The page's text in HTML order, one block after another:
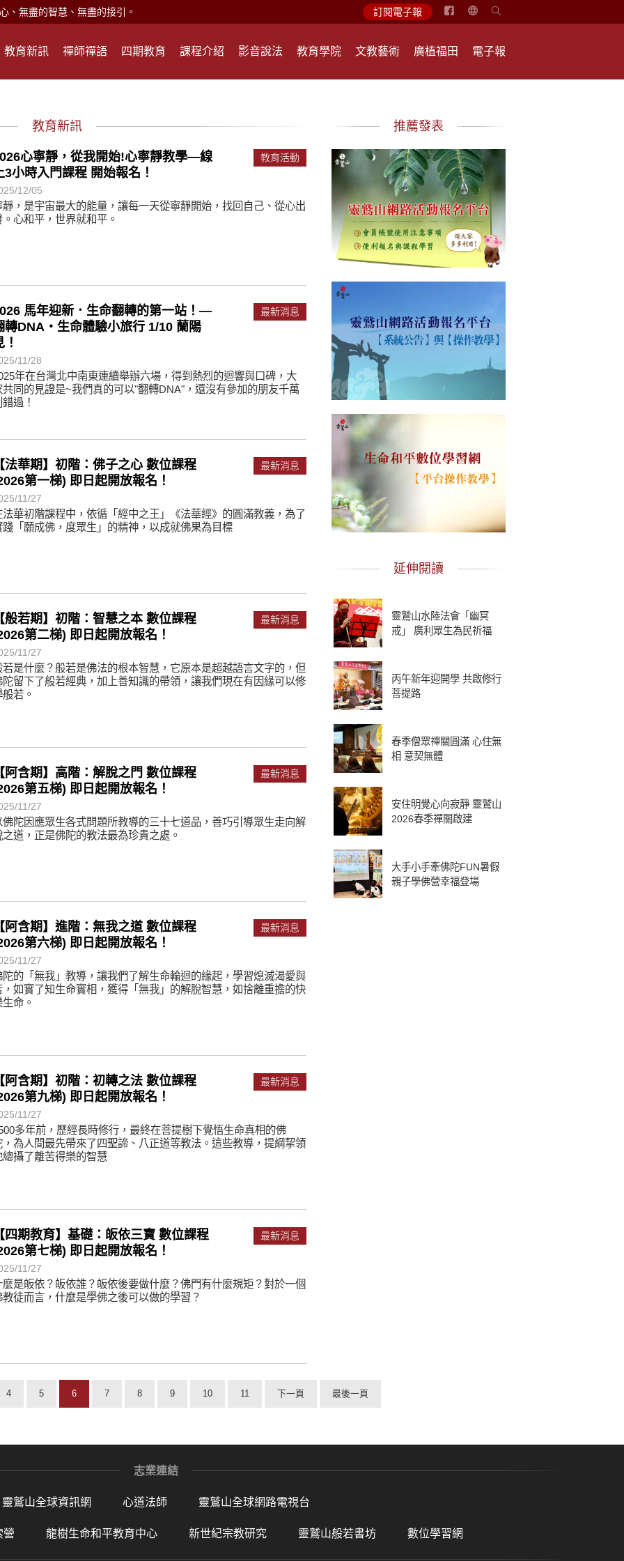
、無盡的智慧、無盡的接引。
頭就開。
業；正面積極樂觀，就是生活禪。
沉澱，才能傾聽。
。
頭就開。
在？
，讓生命更寬廣。
業；正面積極樂觀，就是生活禪。
沉澱，才能傾聽。
訂閱電子報
简
中
教育新訊 禪師禪語 四期教育 課程介紹 影音說法 教育學院 文教藝術 廣植福田 電子報
教育新訊
心寧靜，從我開始!心寧靜教學—線
3小時入門課程 開始報名！
12/05
靜，是宇宙最大的能量，讓每一天從寧靜開始，找回自己、從心出
。心和平，世界就和平。
教育活動
馬年迎新．生命翻轉的第一站！—
轉DNA・生命體驗小旅行 1/10 蘭陽
！
11/28
年在台灣北中南東連續舉辦六場，得到熱烈的迴響與口碑，大
共同的見證是~我們真的可以"翻轉DNA"，還沒有參加的朋友千萬
過！
最新消息
法華期】初階：佛子之心 數位課程
第一梯) 即日起開放報名！
11/27
法華初階課程中，依循「經中之王」《法華經》的圓滿教義，為了
踐「願成佛，度眾生」的精神，以成就佛果為目標
最新消息
般若期】初階：智慧之本 數位課程
第二梯) 即日起開放報名！
11/27
若是什麼？般若是佛法的根本智慧，它原本是超越語言文字的，但
陀留下了般若經典，加上善知識的帶領，讓我們現在有因緣可以修
般若。
最新消息
阿含期】高階：解脫之門 數位課程
第五梯) 即日起開放報名！
11/27
佛陀因應眾生各式問題所教導的三十七道品，善巧引導眾生走向解
之道，正是佛陀的教法最為珍貴之處。
最新消息
阿含期】進階：無我之道 數位課程
第六梯) 即日起開放報名！
11/27
陀的「無我」教導，讓我們了解生命輪迴的緣起，學習熄滅渴愛與
，如實了知生命實相，獲得「無我」的解脫智慧，如捨離重擔的快
生命。
最新消息
阿含期】初階：初轉之法 數位課程
第九梯) 即日起開放報名！
11/27
多年前，歷經長時修行，最終在菩提樹下覺悟生命真相的佛
，為人間最先帶來了四聖諦、八正道等教法。這些教導，提綱挈領
總攝了離苦得樂的智慧
最新消息
四期教育】基礎：皈依三寶 數位課程
第七梯) 即日起開放報名！
11/27
麼是皈依？皈依誰？皈依後要做什麼？佛門有什麼規矩？對於一個
教徒而言，什麼是學佛之後可以做的學習？
最新消息
推薦發表
延伸閱讀
靈鷲山水陸法會「幽冥
戒」 廣利眾生為民祈福
丙午新年迎開學 共啟修行
菩提路
春季僧眾禪關圓滿 心住無
相 意契無體
安住明覺心向寂靜 靈鷲山
2026春季禪關啟建
大手小手牽佛陀FUN暑假
親子學佛營幸福登場
4 5 6 7 8 9 10 11 下一頁 最後一頁
志業連結
靈鷲山全球資訊網 心道法師 靈鷲山全球網路電視台
營 龍樹生命和平教育中心 新世紀宗教研究 靈鷲山般若書坊 數位學習網